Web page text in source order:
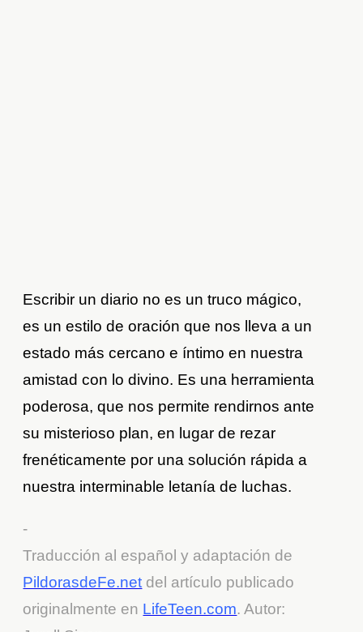
Escribir un diario no es un truco mágico,
es un estilo de oración que nos lleva a un
estado más cercano e íntimo en nuestra
amistad con lo divino. Es una herramienta
poderosa, que nos permite rendirnos ante
su misterioso plan, en lugar de rezar
frenéticamente por una solución rápida a
nuestra interminable letanía de luchas.
-
Traducción al español y adaptación de
PildorasdeFe.net del artículo publicado
originalmente en LifeTeen.com. Autor: